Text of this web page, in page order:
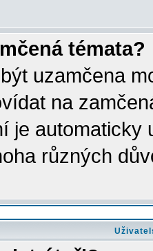
témata?
uzamčena
na
je automaticky
různých